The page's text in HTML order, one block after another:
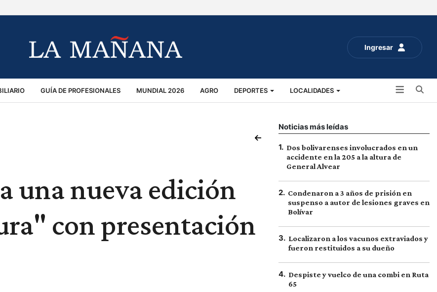
Ingresar
GUÍA DE PROFESIONALES MUNDIAL 2026 AGRO DEPORTES LOCALIDADES
una nueva edición
con presentación
Noticias más leídas
1. Dos bolivarenses involucrados en un
accidente en la 205 a la altura de
General Alvear
2. Condenaron a 3 años de prisión en
suspenso a autor de lesiones graves en
Bolívar
3. Localizaron a los vacunos extraviados y
fueron restituidos a su dueño
4. Despiste y vuelco de una combi en Ruta
65